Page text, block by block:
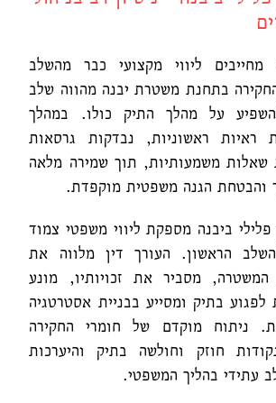
מחייבים ליווי מקצועי כבר מהשלב
בתחנת משטרת יבנה מהווה שלב
על מהלך התיק כולו. במהלך
ראיות ראשוניות, נבדקות גרסאות
שאלות משמעותיות, תוך שמירה מלאה
והבטחת הגנה משפטית מוקפדת.
פלילי ביבנה מספקת ליווי משפטי צמוד
הראשון. העורך דין מלווה את
מסביר את זכויותיו, מונע
לפגוע בתיק ומסייע בבניית אסטרטגיה
ניתוח מוקדם של חומרי החקירה
חוזק וחולשה בתיק והיערכות
עתידי בהליך המשפטי.